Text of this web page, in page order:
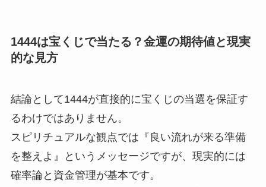
1444は宝くじで当たる？金運の期待値と現実
的な見方
結論として1444が直接的に宝くじの当選を保証す
るわけではありません。
スピリチュアルな観点では『良い流れが来る準備
を整えよ』というメッセージですが、現実的には
確率論と資金管理が基本です。